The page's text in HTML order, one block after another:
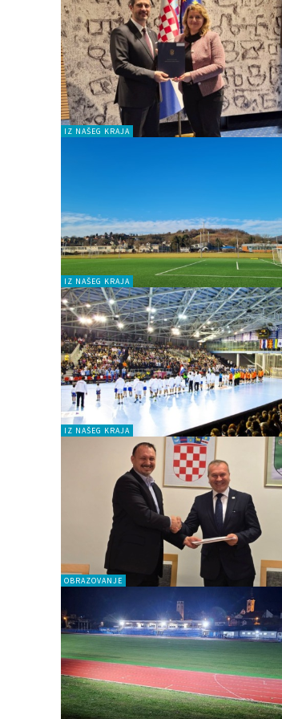
IZ NAŠEG KRAJA
IZ NAŠEG KRAJA
IZ NAŠEG KRAJA
OBRAZOVANJE